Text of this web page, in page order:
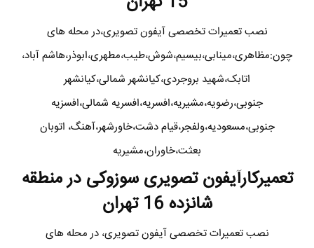
نصب تعمیرات تخصصی آیفون تصویری،در محله های
چون:مظاهری،مینابی،بیسیم،شوش،طیب،مطهری،ابوذر،هاشم آباد،
اتابک،شهید بروجردی،کیانشهر شمالی،کیانشهر
جنوبی،رضویه،مشیریه،افسریه،افسریه شمالی،افسزیه
جنوبی،مسعودیه،ولفجر،قیام دشت،خاورشهر،آهنگ، اتوبان
بعثت،خاوران،مشیریه
تعمیرکارآیفون تصویری سوزوکی در منطقه
شانزده 16 تهران
نصب تعمیرات تخصصی آیفون تصویری، در محله های